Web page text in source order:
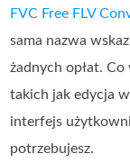
FVC Free FLV
sama nazwa
żadnych opłat.
takich jak edycja
interfejs
potrzebujesz.